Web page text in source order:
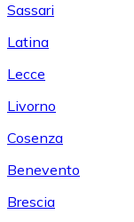
Sassari
Latina
Lecce
Livorno
Cosenza
Benevento
Brescia